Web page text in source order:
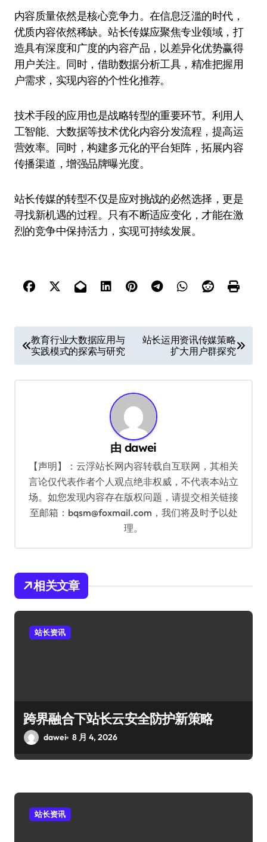
内容质量依然是核心竞争力。在信息泛滥的时代，
优质内容依然稀缺。站长传媒应聚焦专业领域，打
造具有深度和广度的内容产品，以差异化优势赢得
用户关注。同时，借助数据分析工具，精准把握用
户需求，实现内容的个性化推荐。
技术手段的应用也是战略转型的重要环节。利用人
工智能、大数据等技术优化内容分发流程，提高运
营效率。同时，构建多元化的平台矩阵，拓展内容
传播渠道，增强品牌曝光度。
站长传媒的转型不仅是应对挑战的必然选择，更是
寻找新机遇的过程。只有不断适应变化，才能在激
烈的竞争中保持活力，实现可持续发展。
章
导
教育行业大数据应用与
实践模式的探索与研究
站长运用资讯传媒策略
扩大用户群探究
由dawei
【声明】：云浮站长网内容转载自互联网，其相关
言论仅代表作者个人观点绝非权威，不代表本站立
场。如您发现内容存在版权问题，请提交相关链接
至邮箱：bqsm@foxmail.com，我们将及时予以处
理。
相关文章
站长资讯
跨界融合下站长云安全防护新策略
dawei 8 月 4, 2026
站长资讯